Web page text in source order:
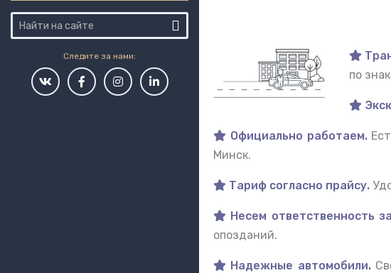
Следите за нами:
по
Официально работаем.
Минск.
Тариф согласно прайсу.
Несем ответственность
опозданий.
Надежные автомобили.